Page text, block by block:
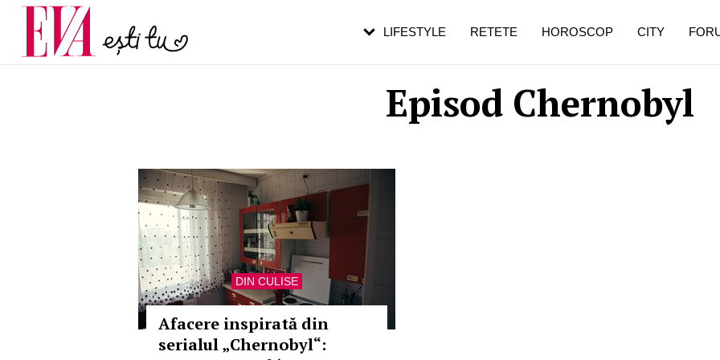
Episod Chernobyl
DIN CULISE
Afacere inspirată din
serialul „Chernobyl“:
LIFESTYLE RETETE HOROSCOP CITY
Carieră
Actualitate
pe măsură ce înaintezi în vârstă